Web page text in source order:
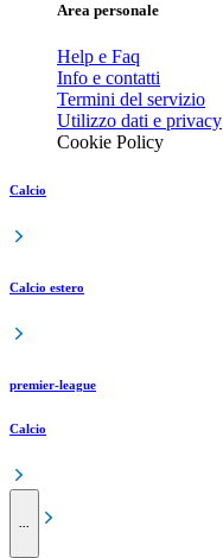
Area personale
Help e Faq
Info e contatti
Termini del servizio
Utilizzo dati e privacy
Cookie Policy
Calcio
Calcio estero
premier-league
Calcio